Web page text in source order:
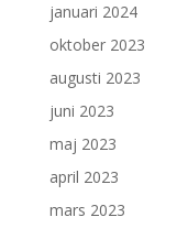
januari 2024
oktober 2023
augusti 2023
juni 2023
maj 2023
april 2023
mars 2023